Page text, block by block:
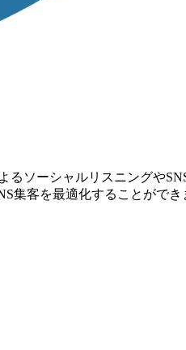
るソーシャルリスニングや
集客を最適化することがで